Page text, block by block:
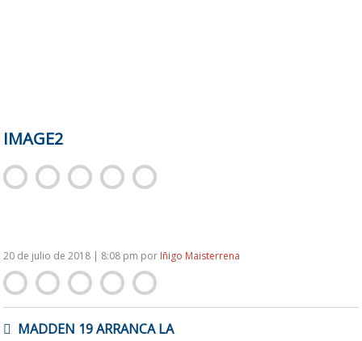
IMAGE2
20 de julio de 2018 | 8:08 pm por Iñigo Maisterrena
DEMADDEN 19 ARRANCA LA